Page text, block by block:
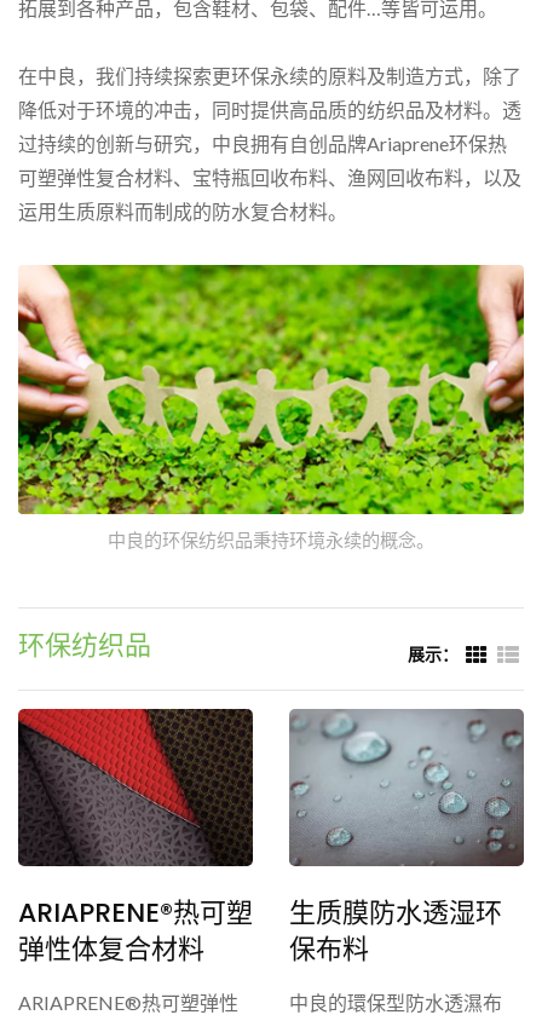
拓展到各种产品，包含鞋材、包袋、配件…等皆可运用。
在中良，我们持续探索更环保永续的原料及制造方式，除了
降低对于环境的冲击，同时提供高品质的纺织品及材料。透
过持续的创新与研究，中良拥有自创品牌Ariaprene环保热
可塑弹性复合材料、宝特瓶回收布料、渔网回收布料，以及
运用生质原料而制成的防水复合材料。
中良的环保纺织品秉持环境永续的概念。
环保纺织品 展示：
ARIAPRENE®热可塑
弹性体复合材料
ARIAPRENE®热可塑弹性
生质膜防水透湿环
保布料
中良的環保型防水透濕布